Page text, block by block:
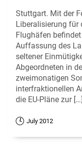
Stuttgart. Mit der
Liberalisierung für
Flughäfen
Auffassung des
seltener
Abgeordneten in
zweimonatigen
interfraktionellen
die EU-Pläne zur […]
July 2012